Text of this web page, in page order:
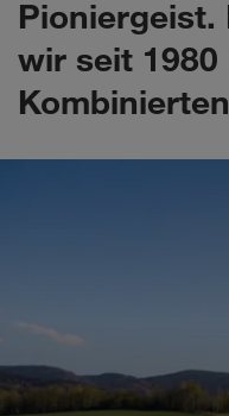
Pioniergeist.
wir seit 1980